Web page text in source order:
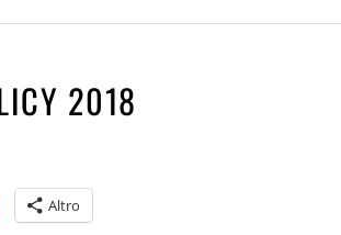
2018
Altro